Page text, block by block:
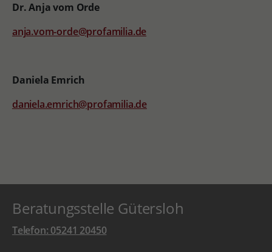
Dr. Anja vom Orde
anja.vom-orde@profamilia.de
Daniela Emrich
daniela.emrich@profamilia.de
Beratungsstelle Gütersloh
Telefon: 05241 20450